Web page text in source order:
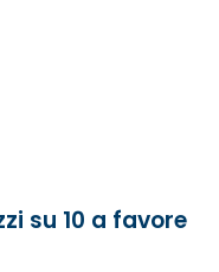
su 10 a favore